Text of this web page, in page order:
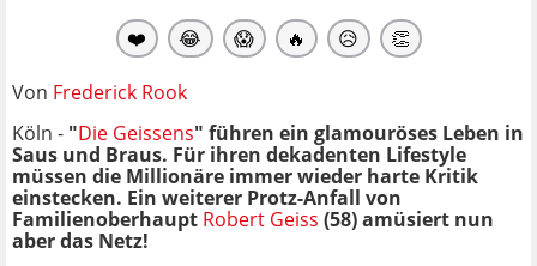
❤️ 😂 😱 🔥 😥 👏
Von Frederick Rook
Köln - "Die Geissens" führen ein glamouröses Leben in
Saus und Braus. Für ihren dekadenten Lifestyle
müssen die Millionäre immer wieder harte Kritik
einstecken. Ein weiterer Protz-Anfall von
Familienoberhaupt Robert Geiss (58) amüsiert nun
aber das Netz!